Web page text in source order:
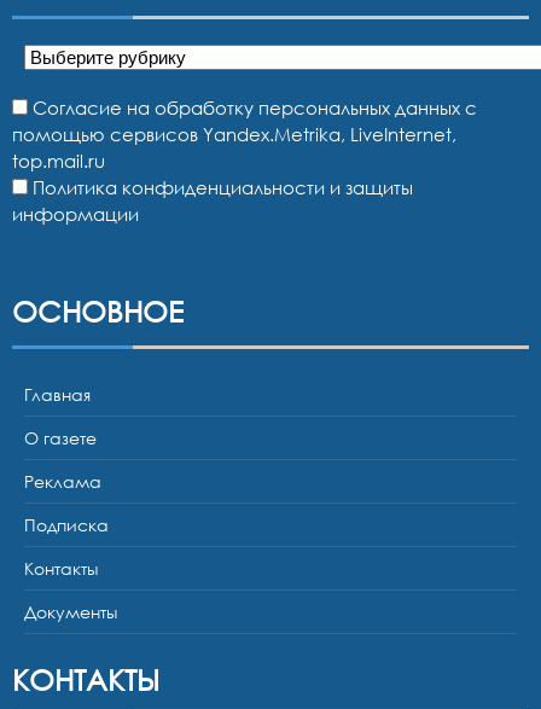
Рубрики
Согласие на обработку персональных данных с
помощью сервисов Yandex.Metrika, LiveInternet,
top.mail.ru
Политика конфиденциальности и защиты
информации
ОСНОВНОЕ
Главная
О газете
Реклама
Подписка
Контакты
Документы
КОНТАКТЫ